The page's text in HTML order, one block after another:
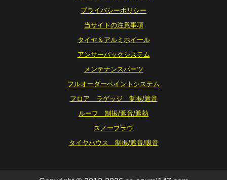
プライバシーポリシー
当サイトの注意事項
タイヤ＆アルミホイール
アンサーバックシステム
メンテナンスパーツ
フルオーダーペイントシステム
フロア ラゲッジ 制振/遮音
ルーフ 制振/遮音/遮熱
スノープラウ
タイヤハウス 制振/遮音/吸音